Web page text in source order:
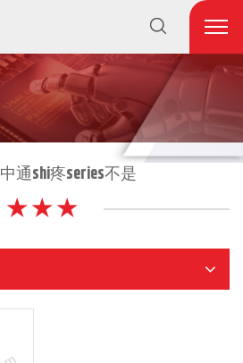
中通shi疼series不是
★ ★ ★